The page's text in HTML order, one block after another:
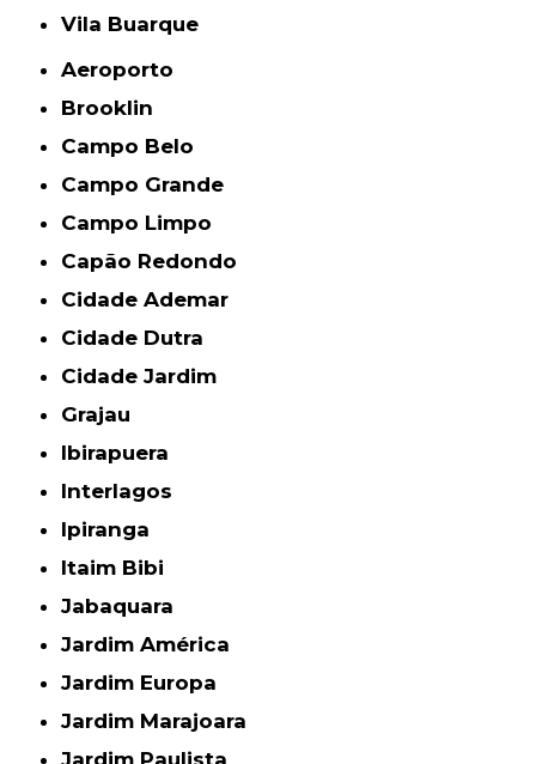
Vila Buarque
Aeroporto
Brooklin
Campo Belo
Campo Grande
Campo Limpo
Capão Redondo
Cidade Ademar
Cidade Dutra
Cidade Jardim
Grajau
Ibirapuera
Interlagos
Ipiranga
Itaim Bibi
Jabaquara
Jardim América
Jardim Europa
Jardim Marajoara